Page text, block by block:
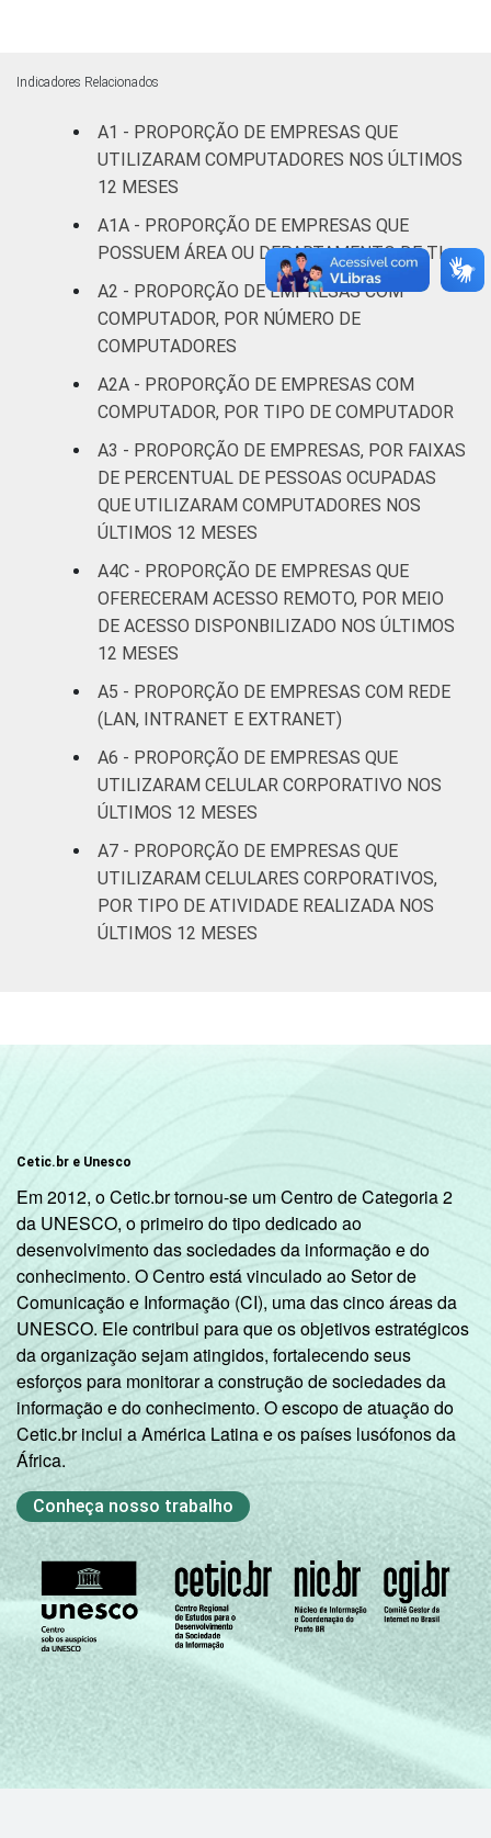
automotores e
motocicletas
Transporte,
armazenagem
e correio
62
Alojamento e
alimentação
Atividades
imobiliárias;
atividades
profissionais,
científicas e
técnicas;
atividades
administrativas
e serviços
complentares
69
Informação e
comunicação
74 63
Artes, cultura,
esporte e
recreação;
outras
atividades de
serviços
2013.
Fonte: NIC.br - set/2013 a dez/2013
Indicadores Relacionados
A1 - PROPORÇÃO DE EMPRESAS QUE
UTILIZARAM COMPUTADORES NOS ÚLTIMOS
12 MESES
A1A - PROPORÇÃO DE EMPRESAS QUE
POSSUEM ÁREA OU DEPARTAMENTO DE TI
A2 - PROPORÇÃO DE EMPRESAS COM
COMPUTADOR, POR NÚMERO DE
COMPUTADORES
A2A - PROPORÇÃO DE EMPRESAS COM
COMPUTADOR, POR TIPO DE COMPUTADOR
A3 - PROPORÇÃO DE EMPRESAS, POR FAIXAS
DE PERCENTUAL DE PESSOAS OCUPADAS
QUE UTILIZARAM COMPUTADORES NOS
ÚLTIMOS 12 MESES
A4C - PROPORÇÃO DE EMPRESAS QUE
OFERECERAM ACESSO REMOTO, ‏POR MEIO
DE ACESSO DISPONBILIZADO NOS ÚLTIMOS
12 MESES
A5 - PROPORÇÃO DE EMPRESAS COM REDE
(LAN, INTRANET E EXTRANET)
A6 - PROPORÇÃO DE EMPRESAS QUE
UTILIZARAM CELULAR CORPORATIVO NOS
ÚLTIMOS 12 MESES
A7 - PROPORÇÃO DE EMPRESAS QUE
UTILIZARAM CELULARES CORPORATIVOS,
POR TIPO DE ATIVIDADE REALIZADA NOS
ÚLTIMOS 12 MESES
Cetic.br e Unesco
Em 2012, o Cetic.br tornou-se um Centro de Categoria 2
da UNESCO, o primeiro do tipo dedicado ao
desenvolvimento das sociedades da informação e do
conhecimento. O Centro está vinculado ao Setor de
Comunicação e Informação (CI), uma das cinco áreas da
UNESCO. Ele contribui para que os objetivos estratégicos
da organização sejam atingidos, fortalecendo seus
esforços para monitorar a construção de sociedades da
informação e do conhecimento. O escopo de atuação do
Cetic.br inclui a América Latina e os países lusófonos da
África.
Conheça nosso trabalho